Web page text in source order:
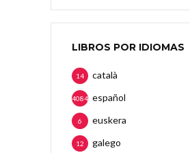
LIBROS POR IDIOMAS
català
14
español
4084
euskera
6
galego
12